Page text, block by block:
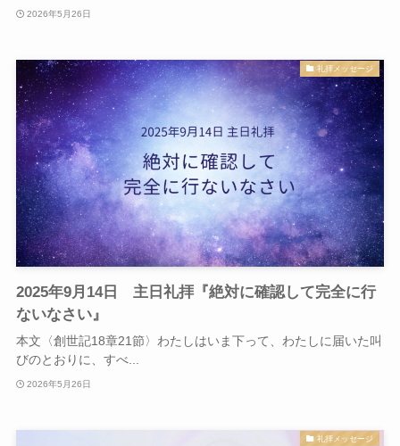
2026年5月26日
礼拝メッセージ
2025年9月14日 主日礼拝『絶対に確認して完全に行
ないなさい』
本文〈創世記18章21節〉わたしはいま下って、わたしに届いた叫
びのとおりに、すべ...
2026年5月26日
礼拝メッセージ